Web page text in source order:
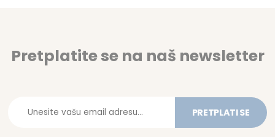
Pretplatite se na naš newsletter
PRETPLATI SE